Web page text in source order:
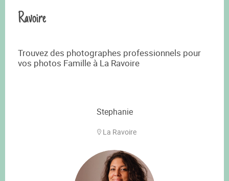
Ravoire
Trouvez des photographes professionnels pour
vos photos Famille à La Ravoire
Stephanie
La Ravoire